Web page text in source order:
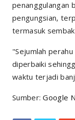
penanggulangan
pengungsian,
termasuk
"Sejumlah
diperbaiki
waktu terjadi
Sumber:Google